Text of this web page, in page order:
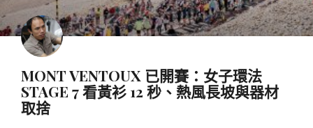
MONT VENTOUX 已開賽：女子環法
STAGE 7 看黃衫 12 秒、熱風長坡與器材
取捨